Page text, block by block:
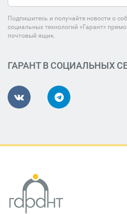
Подпишитесь и получайте новости о
социальных технологий «Гарант»
почтовый ящик.
ГАРАНТ В СОЦИАЛЬНЫХ